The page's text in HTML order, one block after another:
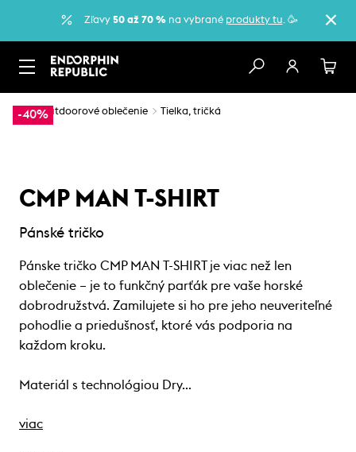
Zľavy 50 až 70 %na vybrané produkty tu. 🥳
-40%
… Outdoorové oblečenie Tielka, tričká
CMP MAN T-SHIRT
Pánské tričko
Pánske tričko CMP MAN T-SHIRT je viac než len
oblečenie – je to funkčný parťák pre vaše horské
dobrodružstvá. Zamilujete si ho pre jeho neuveriteľné
pohodlie a priedušnosť, ktoré vás podporia na
každom kroku.
Materiál s technológiou Dry…
viac